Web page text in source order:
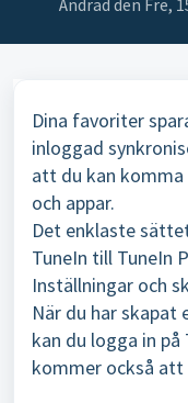
Ändrad den Fre,
Dina favoriter
inloggad
att du kan
och appar.
Det enklaste
TuneIn till TuneIn
Inställningar och
När du har
kan du logga in
kommer också att